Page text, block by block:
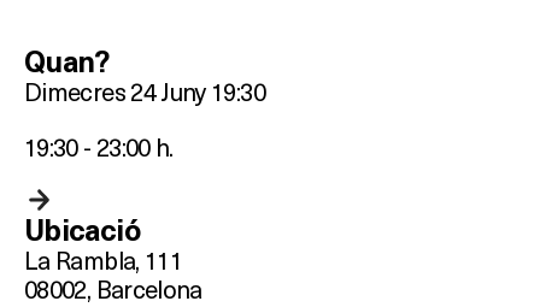
Quan?
Dimecres 24 Juny 19:30
19:30 - 23:00 h.
Ubicació
La Rambla, 111
08002, Barcelona